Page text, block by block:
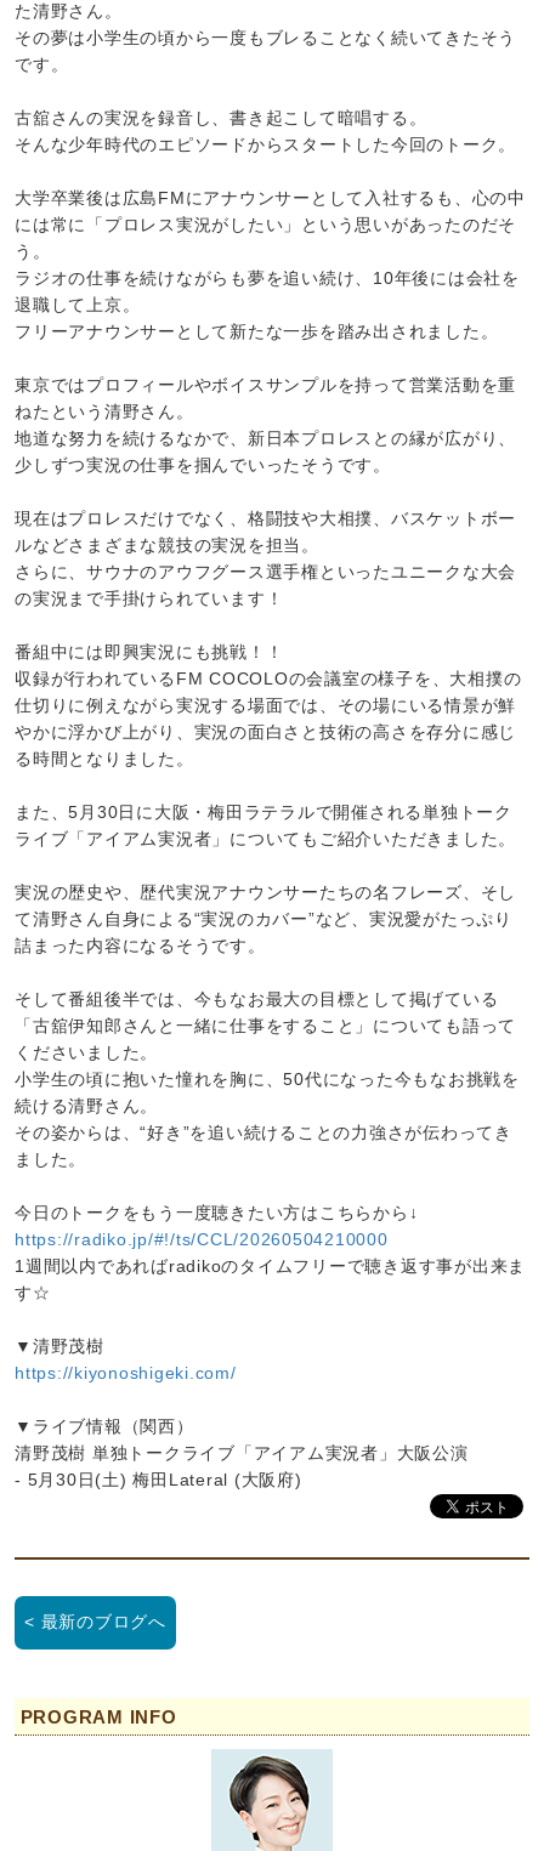
た清野さん。
その夢は小学生の頃から一度もブレることなく続いてきたそう
です。
古舘さんの実況を録音し、書き起こして暗唱する。
そんな少年時代のエピソードからスタートした今回のトーク。
大学卒業後は広島FMにアナウンサーとして入社するも、心の中
には常に「プロレス実況がしたい」という思いがあったのだそ
う。
ラジオの仕事を続けながらも夢を追い続け、10年後には会社を
退職して上京。
フリーアナウンサーとして新たな一歩を踏み出されました。
東京ではプロフィールやボイスサンプルを持って営業活動を重
ねたという清野さん。
地道な努力を続けるなかで、新日本プロレスとの縁が広がり、
少しずつ実況の仕事を掴んでいったそうです。
現在はプロレスだけでなく、格闘技や大相撲、バスケットボー
ルなどさまざまな競技の実況を担当。
さらに、サウナのアウフグース選手権といったユニークな大会
の実況まで手掛けられています！
番組中には即興実況にも挑戦！！
収録が行われているFM COCOLOの会議室の様子を、大相撲の
仕切りに例えながら実況する場面では、その場にいる情景が鮮
やかに浮かび上がり、実況の面白さと技術の高さを存分に感じ
る時間となりました。
また、5月30日に大阪・梅田ラテラルで開催される単独トーク
ライブ「アイアム実況者」についてもご紹介いただきました。
実況の歴史や、歴代実況アナウンサーたちの名フレーズ、そし
て清野さん自身による“実況のカバー”など、実況愛がたっぷり
詰まった内容になるそうです。
そして番組後半では、今もなお最大の目標として掲げている
「古舘伊知郎さんと一緒に仕事をすること」についても語って
くださいました。
小学生の頃に抱いた憧れを胸に、50代になった今もなお挑戦を
続ける清野さん。
その姿からは、“好き”を追い続けることの力強さが伝わってき
ました。
今日のトークをもう一度聴きたい方はこちらから↓
https://radiko.jp/#!/ts/CCL/20260504210000
1週間以内であればradikoのタイムフリーで聴き返す事が出来ま
す☆
▼清野茂樹
https://kiyonoshigeki.com/
▼ライブ情報（関西）
清野茂樹 単独トークライブ「アイアム実況者」大阪公演
- 5月30日(土) 梅田Lateral (大阪府)
< 最新のブログへ
PROGRAM INFO